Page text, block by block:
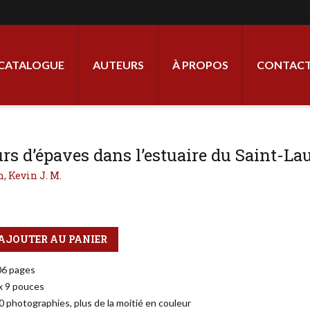
AUTEURS À PROPOS
d’épaves dans l’estuaire du Saint-
Kevin J. M.
AU PANIER
pages
9 pouces
photographies, plus de la moitié en couleur